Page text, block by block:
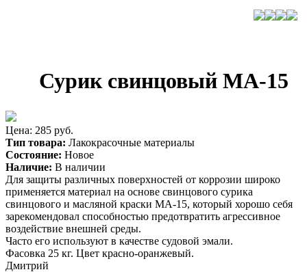
Сурик свинцовый МА-15
Цена: 285 руб.
Тип товара: Лакокрасочные материалы
Состояние: Новое
Наличие: В наличии
Для защиты различных поверхностей от коррозии широко
применяется материал на основе свинцового сурика
свинцового и масляной краски МА-15, который хорошо себя
зарекомендовал способностью предотвратить агрессивное
воздействие внешней среды.
Часто его используют в качестве судовой эмали.
Фасовка 25 кг. Цвет красно-оранжевый.
Дмитрий